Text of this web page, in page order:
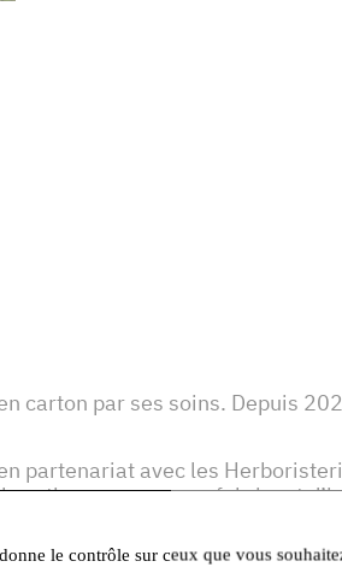
carton par ses soins. Depuis
partenariat avec les
avec un gros fabricant
ou en boîte de 50 ou 20
le contrôle sur ceux que vous